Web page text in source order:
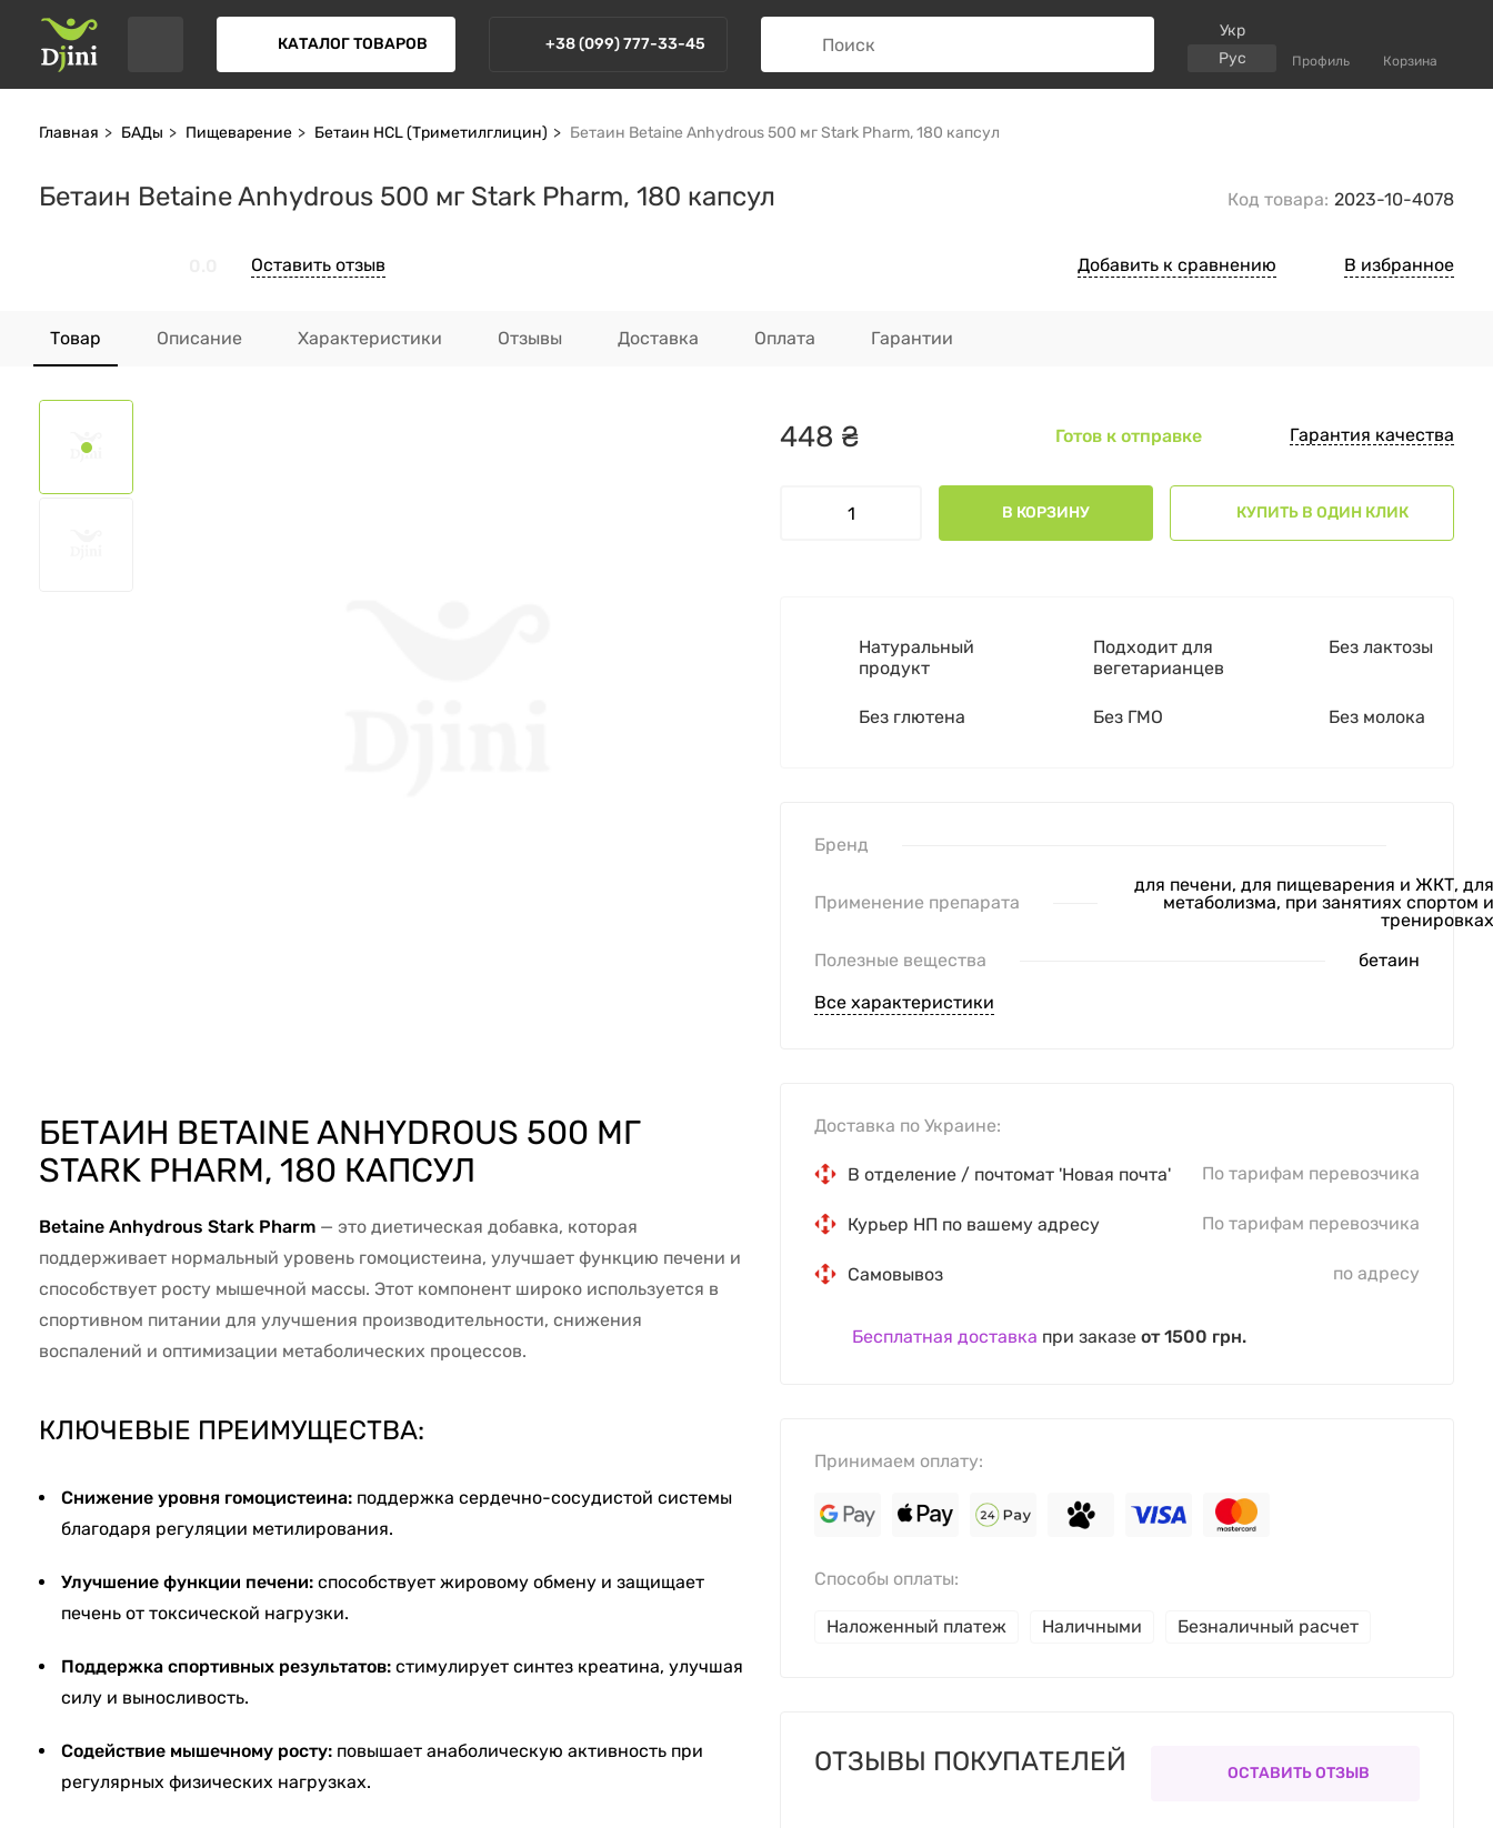
КАТАЛОГ ТОВАРОВ +38 (099) 777-33-45
Укр
Рус
Профиль Корзина
Главная БАДы Пищеварение Бетаин HCL (Триметилглицин) Бетаин Betaine Anhydrous 500 мг Stark Pharm, 180 капсул
Бетаин Betaine Anhydrous 500 мг Stark Pharm, 180 капсул Код товара: 2023-10-4078
Оставить отзыв Добавить к сравнению В избранное
Товар Описание Характеристики Отзывы Доставка Оплата Гарантии
БЕТАИН BETAINE ANHYDROUS 500 МГ
STARK PHARM, 180 КАПСУЛ
Betaine Anhydrous Stark Pharm — это диетическая добавка, которая
поддерживает нормальный уровень гомоцистеина, улучшает функцию печени и
способствует росту мышечной массы. Этот компонент широко используется в
спортивном питании для улучшения производительности, снижения
воспалений и оптимизации метаболических процессов.
КЛЮЧЕВЫЕ ПРЕИМУЩЕСТВА:
Снижение уровня гомоцистеина: поддержка сердечно-сосудистой системы
благодаря регуляции метилирования.
Улучшение функции печени: способствует жировому обмену и защищает
печень от токсической нагрузки.
Поддержка спортивных результатов: стимулирует синтез креатина, улучшая
силу и выносливость.
Содействие мышечному росту: повышает анаболическую активность при
регулярных физических нагрузках.
448 ₴ Готов к отправке Гарантия качества
В КОРЗИНУ КУПИТЬ В ОДИН КЛИК
Натуральный
продукт
Подходит для
вегетарианцев
Без лактозы
Без глютена Без ГМО Без молока
Доставка по Украине:
В отделение / почтомат 'Новая почта' По тарифам перевозчика
Курьер НП по вашему адресу По тарифам перевозчика
Самовывоз по адресу
Бесплатная доставка при заказе от 1500 грн.
Принимаем оплату:
Способы оплаты:
Наложенный платеж Наличными Безналичный расчет
Бренд
Применение препарата
для печени, для пищеварения и ЖКТ, для
метаболизма, при занятиях спортом и
тренировках
Полезные вещества
бетаин
Все характеристики
ОТЗЫВЫ ПОКУПАТЕЛЕЙ ОСТАВИТЬ ОТЗЫВ